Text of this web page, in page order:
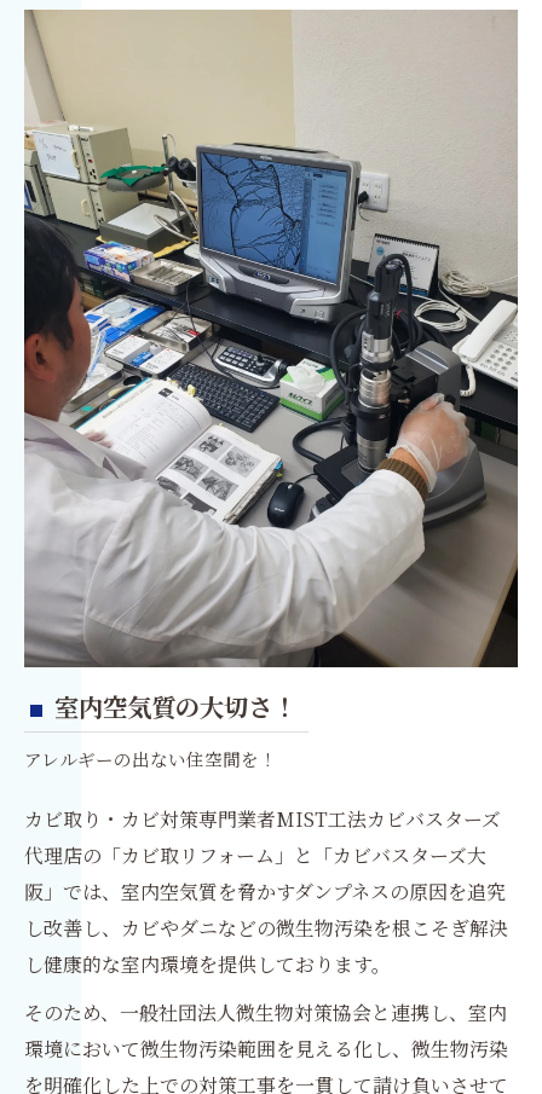
室内空気質の大切さ！
アレルギーの出ない住空間を！
カビ取り・カビ対策専門業者MIST工法カビバスターズ
代理店の「カビ取リフォーム」と「カビバスターズ大
阪」では、室内空気質を脅かすダンプネスの原因を追究
し改善し、カビやダニなどの微生物汚染を根こそぎ解決
し健康的な室内環境を提供しております。
そのため、一般社団法人微生物対策協会と連携し、室内
環境において微生物汚染範囲を見える化し、微生物汚染
を明確化した上での対策工事を一貫して請け負いさせて